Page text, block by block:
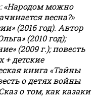
«Народом можно
весна?»
(2016 год). Автор
(2010 год);
(2009 г.); повесть
детские
книга «Тайны
о детях войны
о том, как казаки